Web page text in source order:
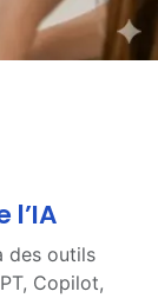
l’IA
des outils
Copilot,